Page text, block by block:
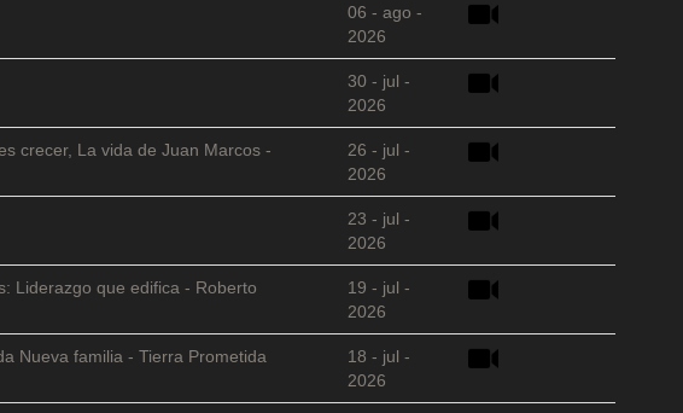
06 - ago -
2026
30 - jul -
2026
crecer, La vida de Juan Marcos -
26 - jul -
2026
23 - jul -
2026
Liderazgo que edifica - Roberto
19 - jul -
2026
Nueva familia - Tierra Prometida
18 - jul -
2026